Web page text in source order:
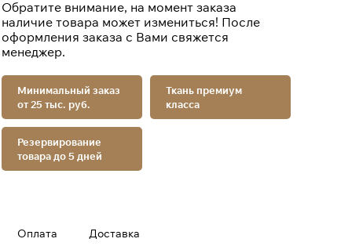
Обратите внимание, на момент заказа
наличие товара может измениться! После
оформления заказа с Вами свяжется
менеджер.
Минимальный заказ
от 25 тыс. руб.
Ткань премиум
класса
Резервирование
товара до 5 дней
Оплата Доставка